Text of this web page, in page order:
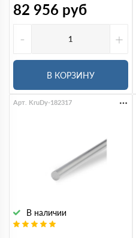
82 956 руб
-
+
В КОРЗИНУ
В наличии
Арт. KruDy-182317